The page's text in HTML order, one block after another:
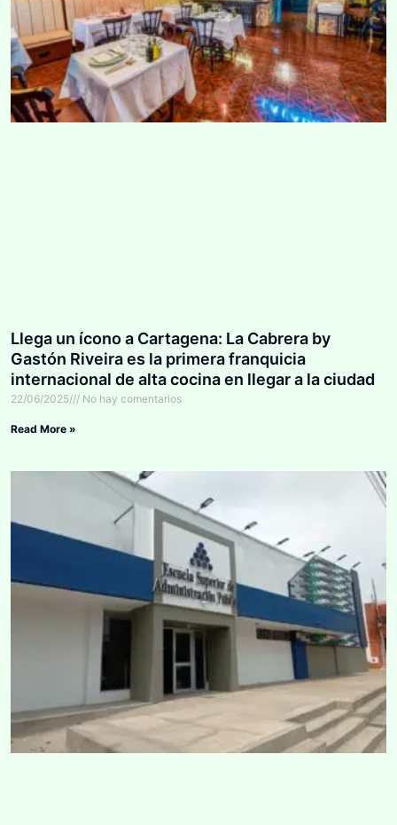
Llega un ícono a Cartagena: La Cabrera by
Gastón Riveira es la primera franquicia
internacional de alta cocina en llegar a la ciudad
22/06/2025 No hay comentarios
Read More »